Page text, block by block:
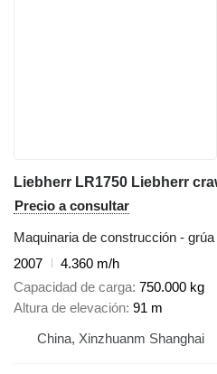
Liebherr LR1750 Liebherr
Precio a consultar
Maquinaria de construcción -
2007
4.360 m/h
Capacidad de carga 750.000 kg
Altura de elevación 91 m
China, Xinzhuanm Shanghai